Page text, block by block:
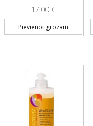
17,00 €
Pievienot grozam